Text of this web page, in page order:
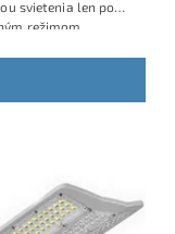
svietenia len po
režimom